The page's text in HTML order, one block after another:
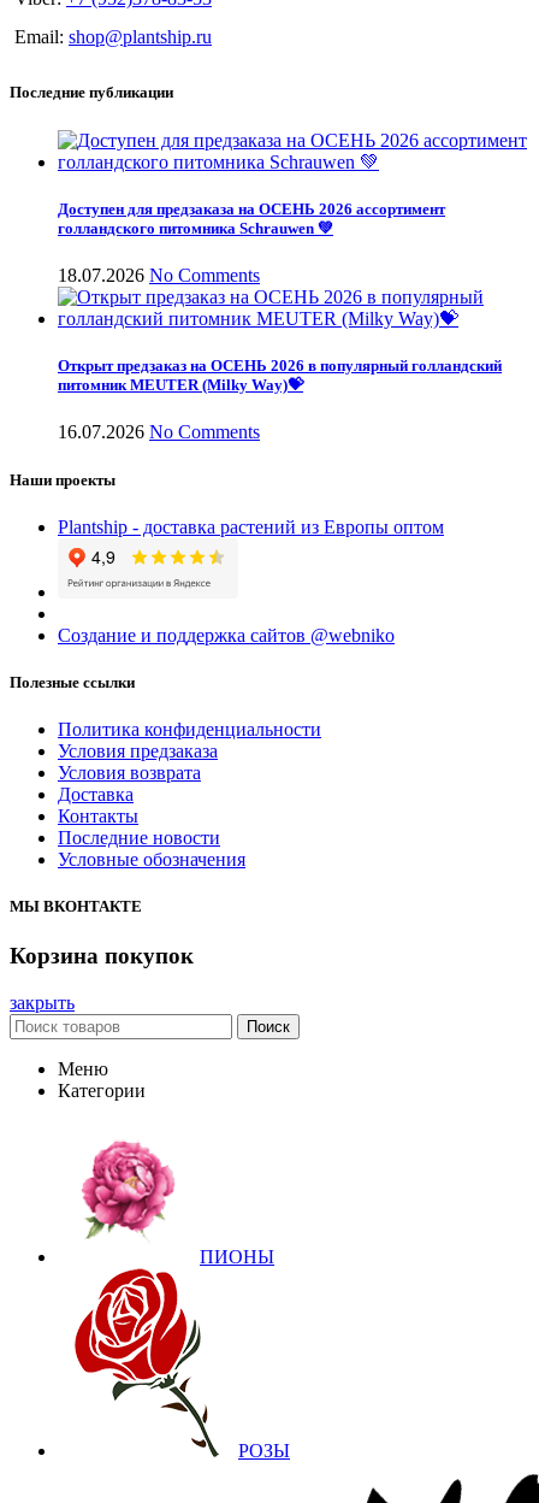
Email: shop@plantship.ru
Последние публикации
Доступен для предзаказа на ОСЕНЬ 2026 ассортимент
голландского питомника Schrauwen 💚
18.07.2026 No Comments
Открыт предзаказ на ОСЕНЬ 2026 в популярный голландский
питомник MEUTER (Milky Way)💝
16.07.2026 No Comments
Наши проекты
Plantship - доставка растений из Европы оптом
Создание и поддержка сайтов @webniko
Полезные ссылки
Политика конфиденциальности
Условия предзаказа
Условия возврата
Доставка
Контакты
Последние новости
Условные обозначения
МЫ ВКОНТАКТЕ
Корзина покупок
закрыть
Поиск
Меню
Категории
ПИОНЫ
РОЗЫ